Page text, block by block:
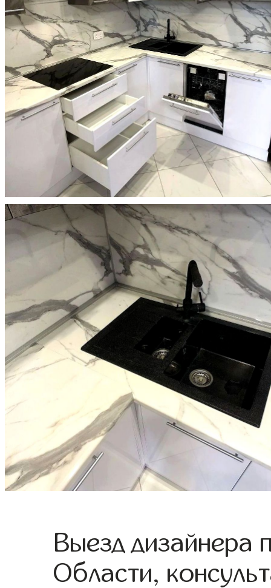
Выезд дизайнера
Области,